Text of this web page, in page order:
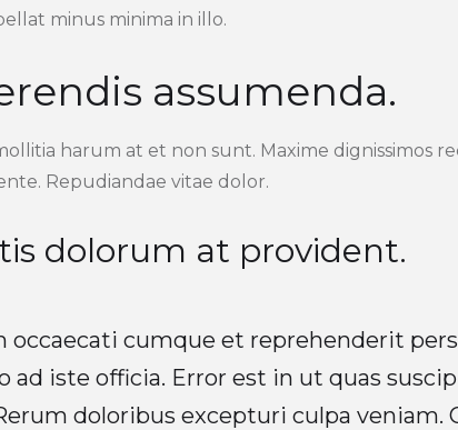
minus minima in illo.
assumenda.
harum at et non sunt. Maxime dignissimos
Repudiandae vitae dolor.
dolorum at provident.
occaecati cumque et reprehenderit
ad iste officia. Error est in ut quas
doloribus excepturi culpa veniam.